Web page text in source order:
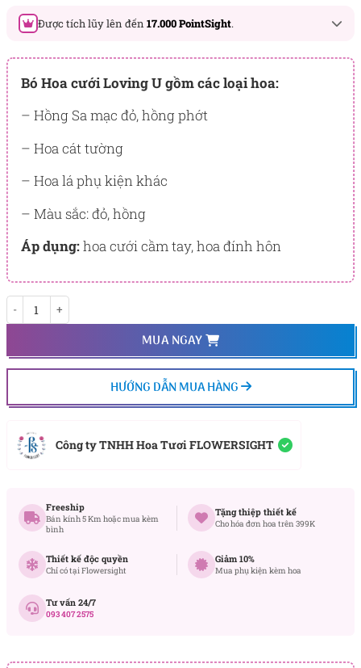
Được tích lũy lên đến 17.000 PointSight.
Đây là số PointSight ước tính bạn sẽ được tích lũy khi mua
sản phẩm hôm nay, tương ứng với quyền lợi hạng
PointSight có giá trị dùng để trừ trực tiếp vào đơn hàng hoặc
đổi quà tặng ưu đãi tại Flowersight.
chính xác nhất dành cho bạn.
Bó Hoa cưới Loving U gồm các loại hoa:
– Hồng Sa mạc đỏ, hồng phớt
– Hoa cát tường
– Hoa lá phụ kiện khác
– Màu sắc: đỏ, hồng
Áp dụng:hoa cưới cầm tay, hoa đính hôn
Loving You số lượng
MUA NGAY
HƯỚNG DẪN MUA HÀNG
Công ty TNHH Hoa Tươi FLOWERSIGHT
Freeship
Bán kính 5 Km hoặc mua kèm
bình
Tặng thiệp thiết kế
Cho hóa đơn hoa trên 399K
Thiết kế độc quyền
Chỉ có tại Flowersight
Giảm 10%
Mua phụ kiện kèm hoa
Tư vấn 24/7
093 407 2575